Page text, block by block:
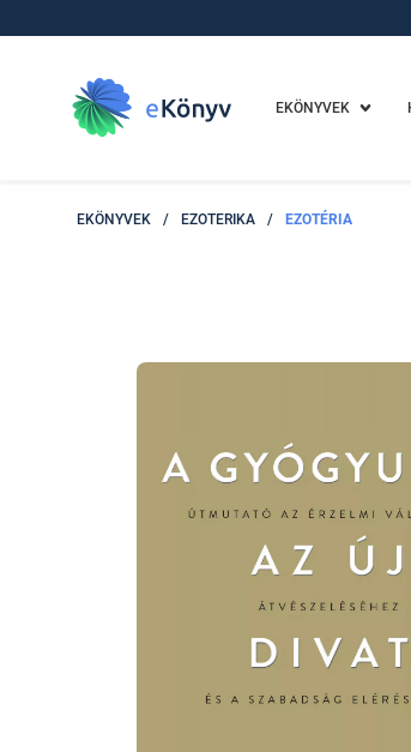
EKÖNYVEK
EKÖNYVEK / EZOTERIKA / EZOTÉRIA